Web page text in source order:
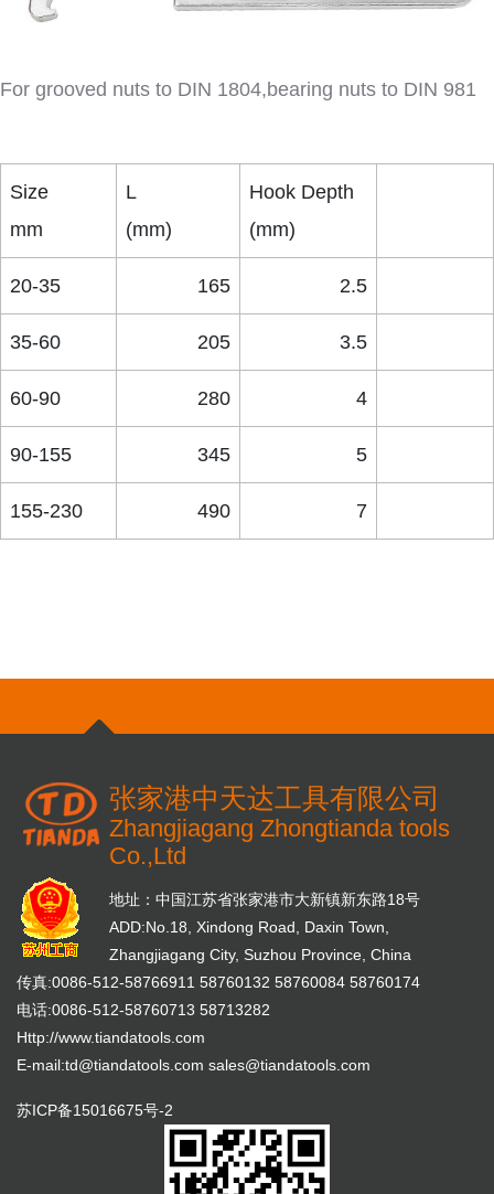
For grooved nuts to DIN 1804,bearing nuts to DIN 981
Size
mm
L
(mm)
Hook Depth
(mm)
20-35 165 2.5
35-60 205 3.5
60-90 280 4
90-155 345 5
155-230 490 7
张家港中天达工具有限公司
Zhangjiagang Zhongtianda tools
Co.,Ltd
地址：中国江苏省张家港市大新镇新东路18号
ADD:No.18, Xindong Road, Daxin Town,
Zhangjiagang City, Suzhou Province, China
传真:0086-512-58766911 58760132 58760084 58760174
电话:0086-512-58760713 58713282
Http://www.tiandatools.com
E-mail:td@tiandatools.com sales@tiandatools.com
苏ICP备15016675号-2